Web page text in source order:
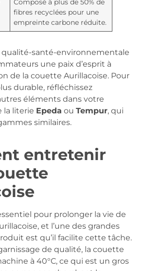
Composé à plus de 50% de
fibres recyclées pour une
empreinte carbone réduite.
santé-environnementale
une paix d’esprit à
de la couette Aurillacoise. Pour
durable, réfléchissez
éléments dans votre
la literie Epeda ou Tempur, qui
similaires.
entretenir
pour prolonger la vie de
et l’une des grandes
est qu’il facilite cette tâche.
de qualité, la couette
à 40°C, ce qui est un gros